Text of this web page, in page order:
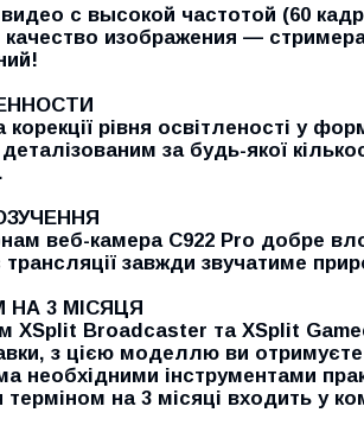
с высокой частотой (60
изображения —
рівня освітленості у
за будь-якої
веб-камера C922 Pro добре
завжди звучатиме
НА 3 МІСЯЦЯ
XSplit Broadcaster та XSplit
з цією моделлю ви
необхідними інструментами
на 3 місяці входить у